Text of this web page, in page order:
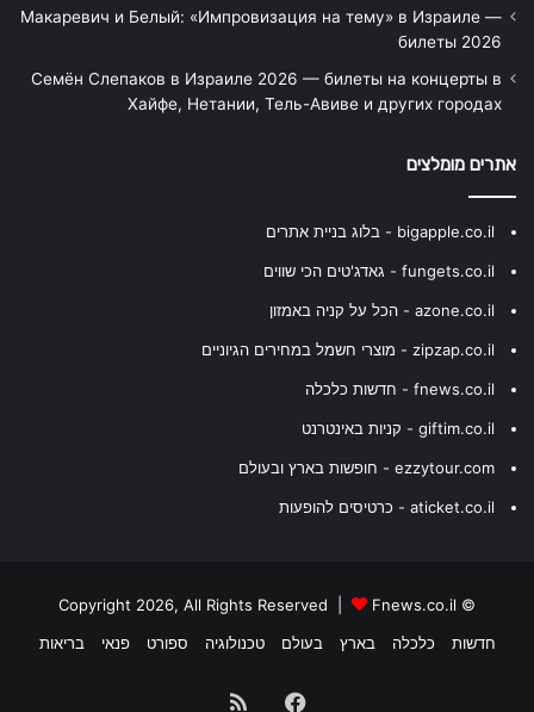
Макаревич и Белый: «Импровизация на тему» в Израиле —
билеты 2026
Семён Слепаков в Израиле 2026 — билеты на концерты в
Хайфе, Нетании, Тель-Авиве и других городах
אתרים מומלצים
bigapple.co.il - בלוג בניית אתרים
fungets.co.il - גאדג'טים הכי שווים
azone.co.il - הכל על קניה באמזון
zipzap.co.il - מוצרי חשמל במחירים הגיוניים
fnews.co.il - חדשות כלכלה
giftim.co.il - קניות באינטרנט
ezzytour.com - חופשות בארץ ובעולם
aticket.co.il - כרטיסים להופעות
© Copyright 2026, All Rights Reserved |
Fnews.co.il
חדשות
כלכלה בארץ בעולם טכנולוגיה ספורט פנאי בריאות
Facebook